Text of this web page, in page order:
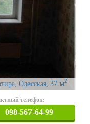
Одесская , 37 м2
телефон:
098-567-64-99